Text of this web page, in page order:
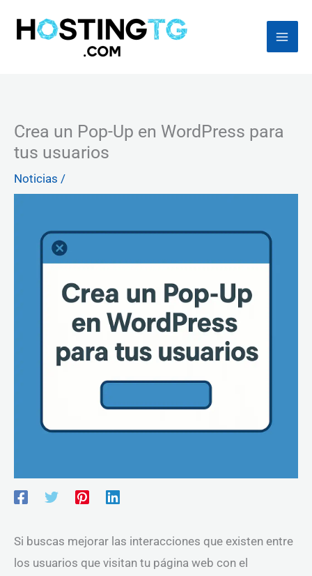
Crea un Pop-Up en WordPress para
tus usuarios
Noticias /
Si buscas mejorar las interacciones que existen entre
los usuarios que visitan tu página web con el